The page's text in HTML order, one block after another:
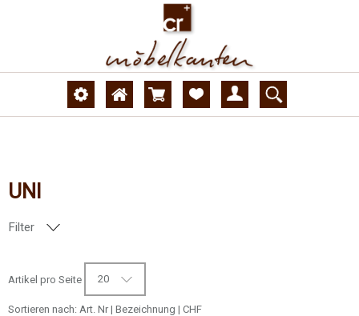
UNI
Filter
Artikel pro Seite 20
Sortieren nach: Art. Nr | Bezeichnung | CHF